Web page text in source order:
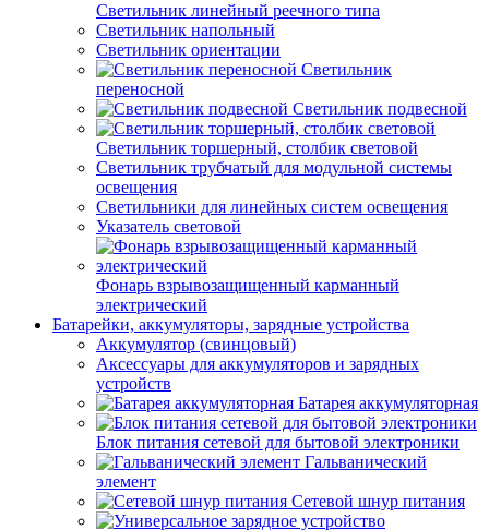
Светильник линейный реечного типа
Светильник напольный
Светильник ориентации
Светильник
переносной
Светильник подвесной
Светильник торшерный, столбик световой
Светильник трубчатый для модульной системы
освещения
Светильники для линейных систем освещения
Указатель световой
Фонарь взрывозащищенный карманный
электрический
Батарейки, аккумуляторы, зарядные устройства
Аккумулятор (свинцовый)
Аксессуары для аккумуляторов и зарядных
устройств
Батарея аккумуляторная
Блок питания сетевой для бытовой электроники
Гальванический
элемент
Сетевой шнур питания